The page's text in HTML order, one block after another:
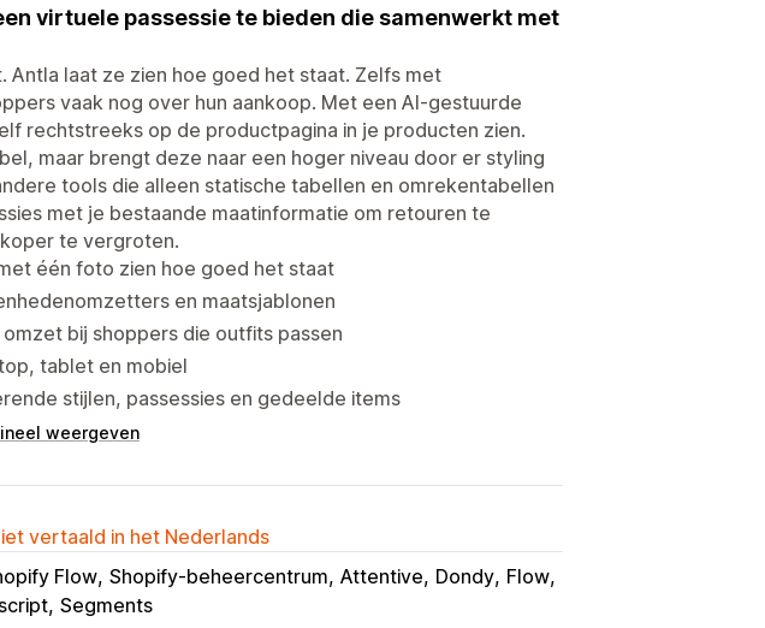
virtuele passessie te bieden die samenwerkt met
laat ze zien hoe goed het staat. Zelfs met
vaak nog over hun aankoop. Met een AI-gestuurde
rechtstreeks op de productpagina in je producten zien.
maar brengt deze naar een hoger niveau door er styling
tools die alleen statische tabellen en omrekentabellen
met je bestaande maatinformatie om retouren te
te vergroten.
één foto zien hoe goed het staat
en maatsjablonen
bij shoppers die outfits passen
tablet en mobiel
stijlen, passessies en gedeelde items
weergeven
vertaald in het Nederlands
Flow Shopify-beheercentrum Attentive Dondy Flow
Segments